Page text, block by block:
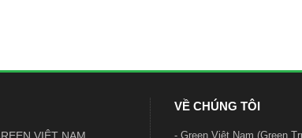
VỀ CHÚNG TÔI
- Green Việt Nam (Green